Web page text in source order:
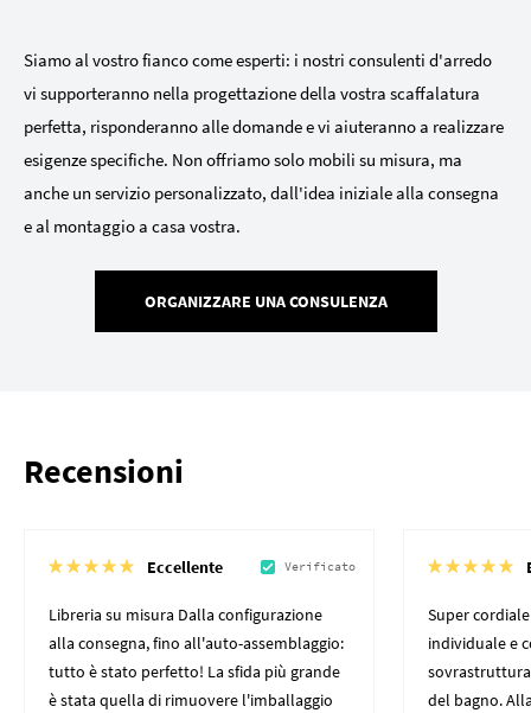
Siamo al vostro fianco come esperti: i nostri consulenti d'arredo
vi supporteranno nella progettazione della vostra scaffalatura
perfetta, risponderanno alle domande e vi aiuteranno a realizzare
esigenze specifiche. Non offriamo solo mobili su misura, ma
anche un servizio personalizzato, dall'idea iniziale alla consegna
e al montaggio a casa vostra.
ORGANIZZARE UNA CONSULENZA
Recensioni
Eccellente Verificato
Libreria su misura Dalla configurazione
alla consegna, fino all'auto-assemblaggio:
tutto è stato perfetto! La sfida più grande
è stata quella di rimuovere l'imballaggio
Super
individuale e
del bagno.